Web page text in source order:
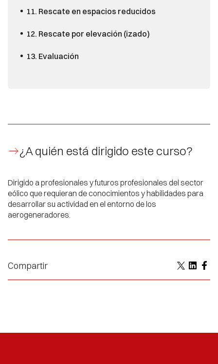
11. Rescate en espacios reducidos
12. Rescate por elevación (izado)
13. Evaluación
¿A quién está dirigido este curso?
Dirigido a profesionales y futuros profesionales del sector
eólico que requieran de conocimientos y habilidades para
desarrollar su actividad en el entorno de los
aerogeneradores.
Compartir